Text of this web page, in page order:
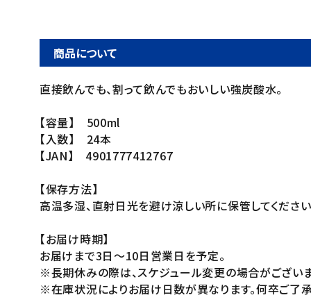
商品について
直接飲んでも、割って飲んでもおいしい強炭酸水。
【容量】 500ml
【入数】 24本
【JAN】 4901777412767
【保存方法】
高温多湿、直射日光を避け涼しい所に保管してください
【お届け時期】
お届けまで3日～10日営業日を予定。
※長期休みの際は、スケジュール変更の場合がござい
※在庫状況によりお届け日数が異なります。何卒ご了